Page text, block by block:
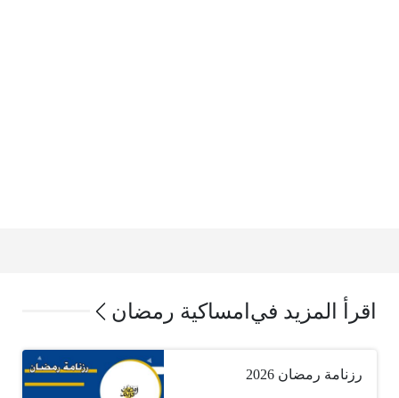
اقرأ المزيد في امساكية رمضان
رزنامة رمضان 2026